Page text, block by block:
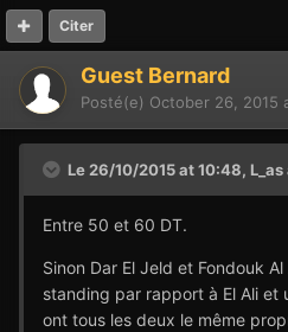
Citer
Guest Bernard
Posté(e) October 26, 2015
Le 26/10/2015 at 10:48, L_as
Entre 50 et 60 DT.
Sinon Dar El Jeld et Fondouk
standing par rapport à El Ali et
ont tous les deux le même